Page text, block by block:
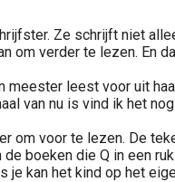
Ze schrijft niet
verder te lezen. En
meester leest voor uit
van nu is vind ik het
om voor te lezen. De
boeken die Q in een
kan het kind op het